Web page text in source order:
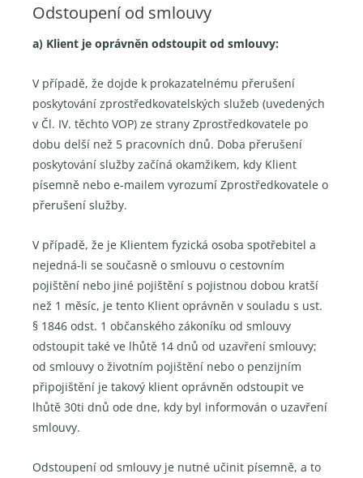
Odstoupení od smlouvy
a) Klient je oprávněn odstoupit od smlouvy:
V případě, že dojde k prokazatelnému přerušení
poskytování zprostředkovatelských služeb (uvedených
v Čl. IV. těchto VOP) ze strany Zprostředkovatele po
dobu delší než 5 pracovních dnů. Doba přerušení
poskytování služby začíná okamžikem, kdy Klient
písemně nebo e-mailem vyrozumí Zprostředkovatele o
přerušení služby.
V případě, že je Klientem fyzická osoba spotřebitel a
nejedná-li se současně o smlouvu o cestovním
pojištění nebo jiné pojištění s pojistnou dobou kratší
než 1 měsíc, je tento Klient oprávněn v souladu s ust.
§ 1846 odst. 1 občanského zákoníku od smlouvy
odstoupit také ve lhůtě 14 dnů od uzavření smlouvy;
od smlouvy o životním pojištění nebo o penzijním
připojištění je takový klient oprávněn odstoupit ve
lhůtě 30ti dnů ode dne, kdy byl informován o uzavření
smlouvy.
Odstoupení od smlouvy je nutné učinit písemně, a to